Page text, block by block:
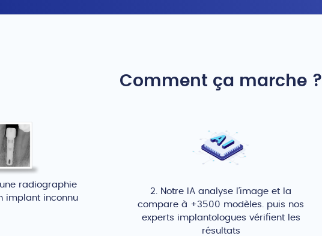
Comment ça marche ?
une radiographie
implant inconnu
2. Notre IA analyse l’image et la
compare à +3500 modèles. puis nos
experts implantologues vérifient les
résultats